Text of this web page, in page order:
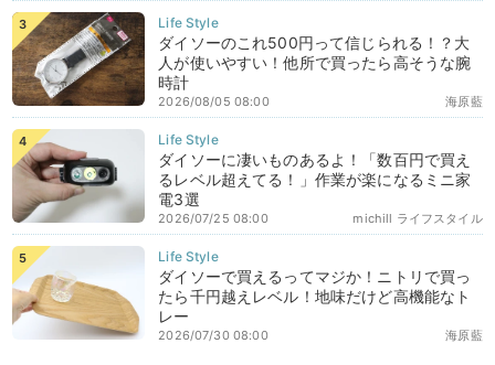
ダイソーのこれ500円って信じられる！？大
人が使いやすい！他所で買ったら高そうな腕
時計
海原藍
2026/08/05 08:00
ダイソーに凄いものあるよ！「数百円で買え
るレベル超えてる！」作業が楽になるミニ家
電3選
michill ライフスタイル
2026/07/25 08:00
ダイソーで買えるってマジか！ニトリで買っ
たら千円越えレベル！地味だけど高機能なト
レー
海原藍
2026/07/30 08:00